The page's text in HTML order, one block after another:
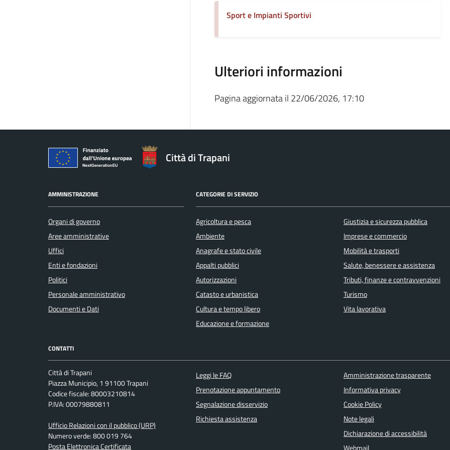
Sport e Impianti Sportivi
Ulteriori informazioni
Pagina aggiornata il 22/06/2026, 17:10
Città di Trapani
AMMINISTRAZIONE
Organi di governo
Aree amministrative
Uffici
Enti e fondazioni
Politici
Personale amministrativo
Documenti e Dati
CATEGORIE DI SERVIZIO
Agricoltura e pesca
Ambiente
Anagrafe e stato civile
Appalti pubblici
Autorizzazioni
Catasto e urbanistica
Cultura e tempo libero
Educazione e formazione
Giustizia e sicurezza pubblica
Imprese e commercio
Mobilità e trasporti
Salute, benessere e assistenza
Tributi, finanze e contravvenzioni
Turismo
Vita lavorativa
CONTATTI
Città di Trapani
Piazza Municipio, 1 91100 Trapani
Codice fiscale: 80003210814
P.IVA: 00079880811
Ufficio Relazioni con il pubblico (URP)
Numero verde: 800 019 764
Posta Elettronica Certificata
Leggi le FAQ
Prenotazione appuntamento
Segnalazione disservizio
Richiesta assistenza
Amministrazione trasparente
Informativa privacy
Cookie Policy
Note legali
Dichiarazione di accessibilità